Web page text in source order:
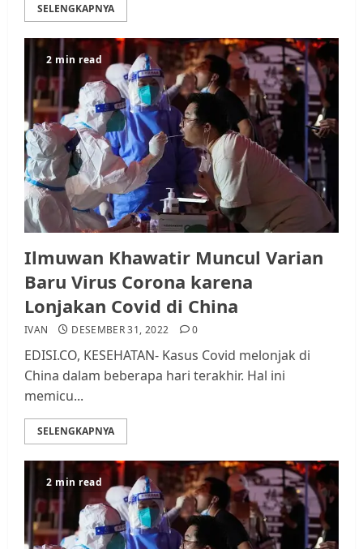
SELENGKAPNYA
2 min read
Ilmuwan Khawatir Muncul Varian
Baru Virus Corona karena
Lonjakan Covid di China
IVAN DESEMBER 31, 2022 0
EDISI.CO, KESEHATAN- Kasus Covid melonjak di
China dalam beberapa hari terakhir. Hal ini
memicu...
SELENGKAPNYA
2 min read